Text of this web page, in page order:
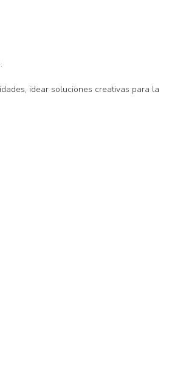
idear soluciones creativas para la